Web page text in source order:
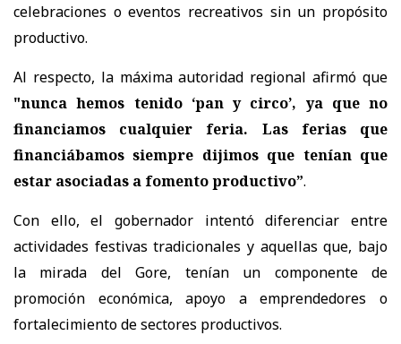
celebraciones o eventos recreativos sin un propósito
productivo.
Al respecto, la máxima autoridad regional afirmó que
"nunca hemos tenido ‘pan y circo’, ya que no
financiamos cualquier feria. Las ferias que
financiábamos siempre dijimos que tenían que
estar asociadas a fomento productivo”.
Con ello, el gobernador intentó diferenciar entre
actividades festivas tradicionales y aquellas que, bajo
la mirada del Gore, tenían un componente de
promoción económica, apoyo a emprendedores o
fortalecimiento de sectores productivos.